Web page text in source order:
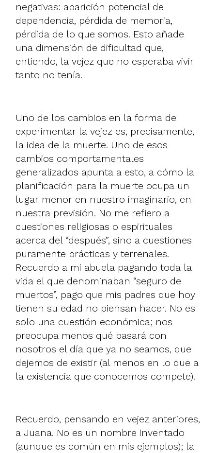
negativas: aparición potencial de
dependencia, pérdida de memoria,
pérdida de lo que somos. Esto añade
una dimensión de dificultad que,
entiendo, la vejez que no esperaba vivir
tanto no tenía.
Uno de los cambios en la forma de
experimentar la vejez es, precisamente,
la idea de la muerte. Uno de esos
cambios comportamentales
generalizados apunta a esto, a cómo la
planificación para la muerte ocupa un
lugar menor en nuestro imaginario, en
nuestra previsión. No me refiero a
cuestiones religiosas o espirituales
acerca del “después”, sino a cuestiones
puramente prácticas y terrenales.
Recuerdo a mi abuela pagando toda la
vida el que denominaban “seguro de
muertos”, pago que mis padres que hoy
tienen su edad no piensan hacer. No es
solo una cuestión económica; nos
preocupa menos qué pasará con
nosotros el día que ya no seamos, que
dejemos de existir (al menos en lo que a
la existencia que conocemos compete).
Recuerdo, pensando en vejez anteriores,
a Juana. No es un nombre inventado
(aunque es común en mis ejemplos); la